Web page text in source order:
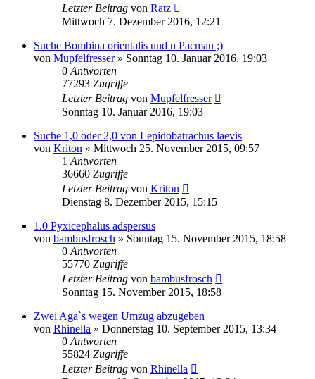
Letzter Beitrag von Ratz
Mittwoch 7. Dezember 2016, 12:21
Suche Bombina orientalis und n Pacman ;)
von Mupfelfresser» Sonntag 10. Januar 2016, 19:03
0 Antworten
77293 Zugriffe
Letzter Beitrag von Mupfelfresser
Sonntag 10. Januar 2016, 19:03
Suche 1,0 oder 2,0 von Lepidobatrachus laevis
von Kriton » Mittwoch 25. November 2015, 09:57
1 Antworten
36660 Zugriffe
Letzter Beitrag von Kriton
Dienstag 8. Dezember 2015, 15:15
1.0 Pyxicephalus adspersus
von bambusfrosch » Sonntag 15. November 2015, 18:58
0 Antworten
55770 Zugriffe
Letzter Beitrag von bambusfrosch
Sonntag 15. November 2015, 18:58
Zwei Aga`s wegen Umzug abzugeben
von Rhinella » Donnerstag 10. September 2015, 13:34
0 Antworten
55824 Zugriffe
Letzter Beitrag von Rhinella